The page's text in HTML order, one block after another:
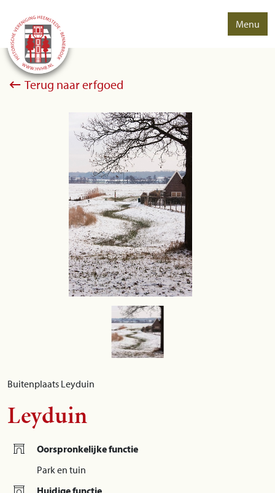
Menu
Terug naar erfgoed
Buitenplaats Leyduin
Leyduin
Oorspronkelijke functie
Park en tuin
Huidige functie